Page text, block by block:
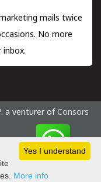
mails twice
No more
inbox.
a venturer of Consors
7 August, 2026 IST
Yes I understand
More info